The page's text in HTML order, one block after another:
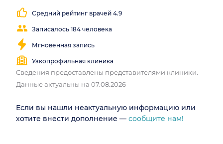
Средний рейтинг врачей 4.9
Записалось 184 человека
Мгновенная запись
Узкопрофильная клиника
Сведения предоставлены представителями клиники.
Данные актуальны на 07.08.2026
Если вы нашли неактуальную информацию или
хотите внести дополнение — сообщите нам!